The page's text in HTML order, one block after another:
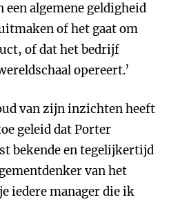
algemene geldigheid
of het gaat om
of dat het bedrijf
opereert.’
van zijn inzichten heeft
geleid dat Porter
bekende en tegelijkertijd
van het
iedere manager die ik